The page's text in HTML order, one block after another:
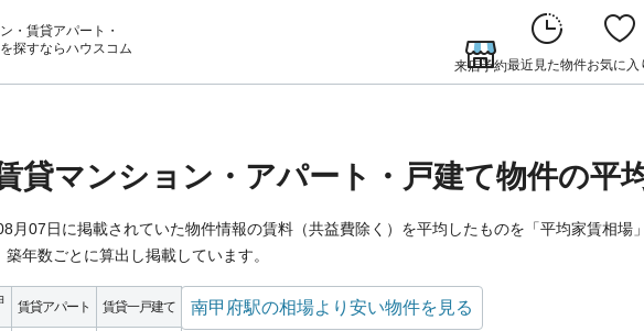
・賃貸アパート・
探すならハウスコム
来店予約最近見た物件お気に入
貸マンション・アパート・戸建て物件の平
月07日に掲載されていた物件情報の賃料（共益費除く）を平均したものを「平均家賃相場
年数ごとに算出し掲載しています。
賃貸アパート 賃貸一戸建て 南甲府駅の相場より安い物件を見る